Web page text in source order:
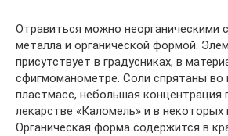
Отравиться можно неорганическими
металла и органической формой.
присутствует в градусниках, в
сфигмоманометре. Соли спрятаны во
пластмасс, небольшая концентрация
лекарстве «Каломель» и в некоторых
Органическая форма содержится в